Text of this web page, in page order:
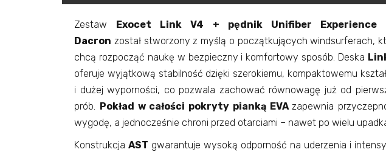
Zestaw
Exocet Link V4 + pędnik Unifiber Experience
Dacron został stworzony z myślą o początkujących windsurferach,
chcą rozpocząć naukę w bezpieczny i komfortowy sposób. Deska
oferuje wyjątkową stabilność dzięki szerokiemu, kompaktowemu
i dużej wyporności, co pozwala zachować równowagę już od
prób. Pokład w całości pokryty pianką EVAzapewnia
wygodę, a jednocześnie chroni przed otarciami – nawet po wielu
Konstrukcja AST gwarantuje wysoką odporność na uderzenia i